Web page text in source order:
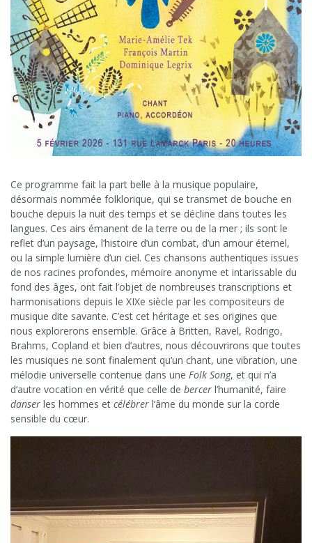
Ce programme fait la part belle à la musique populaire,
désormais nommée folklorique, qui se transmet de bouche en
bouche depuis la nuit des temps et se décline dans toutes les
langues. Ces airs émanent de la terre ou de la mer ; ils sont le
reflet d’un paysage, l’histoire d’un combat, d’un amour éternel,
ou la simple lumière d’un ciel. Ces chansons authentiques issues
de nos racines profondes, mémoire anonyme et intarissable du
fond des âges, ont fait l’objet de nombreuses transcriptions et
harmonisations depuis le XIXe siècle par les compositeurs de
musique dite savante. C’est cet héritage et ses origines que
nous explorerons ensemble. Grâce à Britten, Ravel, Rodrigo,
Brahms, Copland et bien d’autres, nous découvrirons que toutes
les musiques ne sont finalement qu’un chant, une vibration, une
mélodie universelle contenue dans une Folk Song, et qui n’a
d’autre vocation en vérité que celle de bercer l’humanité, faire
danser les hommes et célébrer l’âme du monde sur la corde
sensible du cœur.